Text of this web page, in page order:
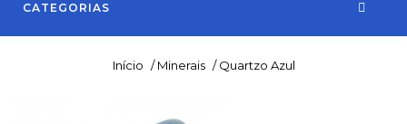
CATEGORIAS
Início / Minerais / Quartzo Azul